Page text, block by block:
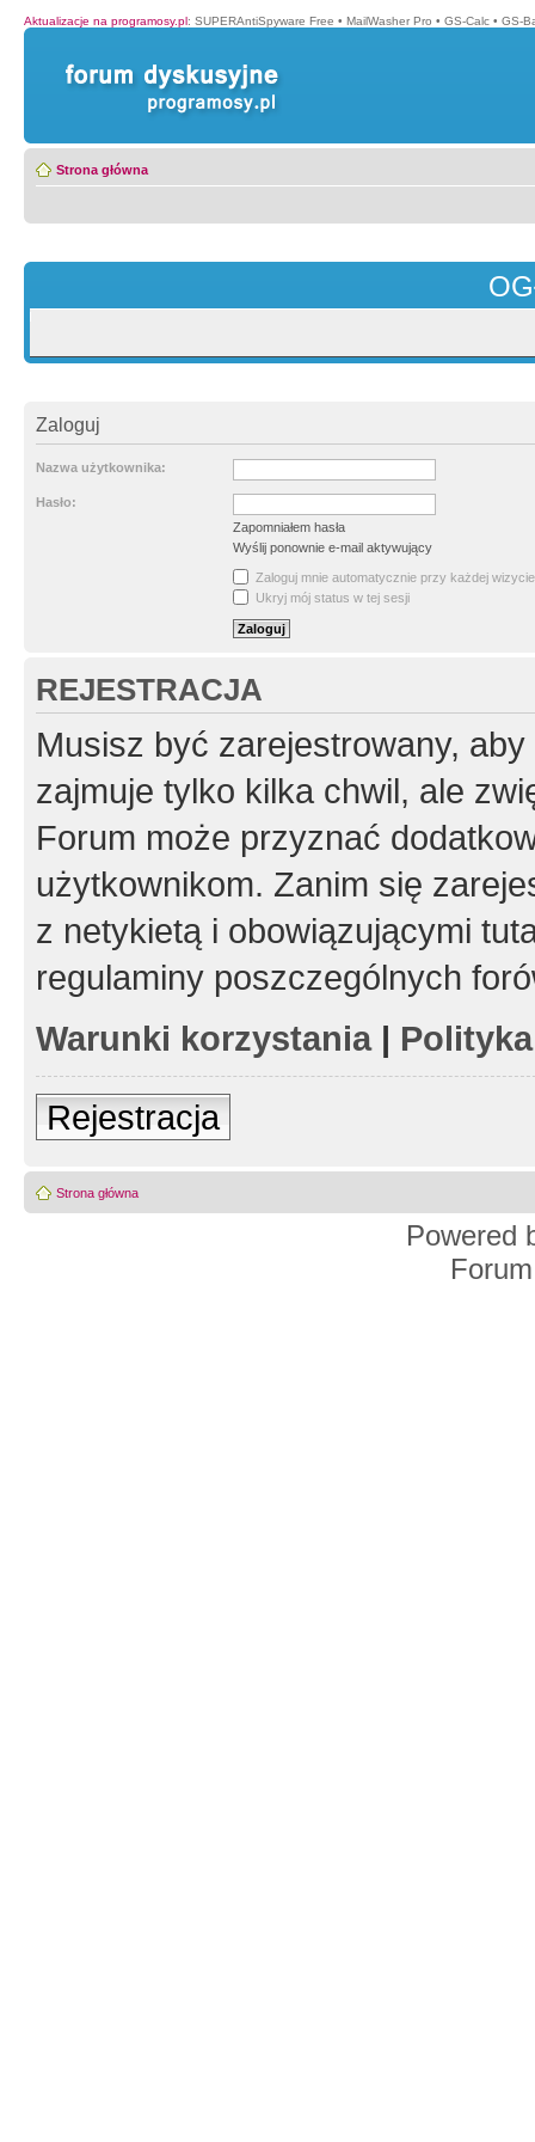
Aktualizacje na programosy.pl: SUPERAntiSpyware Free • MailWasher Pro • GS-Calc • GS-
Strona główna
Zaloguj
Nazwa użytkownika:
Hasło:
Zapomniałem hasła
Wyślij ponownie e-mail aktywujący
Zaloguj mnie automatycznie przy każdej wizycie
Ukryj mój status w tej sesji
REJESTRACJA
Musisz być zarejestrowany,
zajmuje tylko kilka chwil, ale
Forum może przyznać
użytkownikom. Zanim się
z netykietą i obowiązującymi
regulaminy poszczególnych
Warunki korzystania|
Rejestracja
Strona główna
Powered